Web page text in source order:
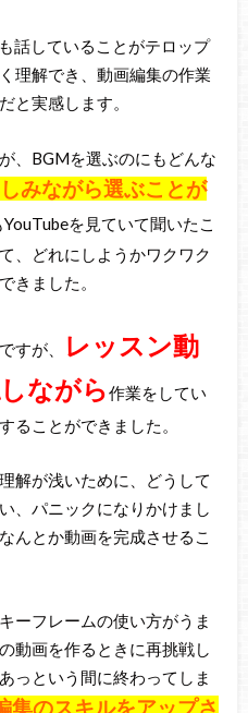
話していることがテロップ
理解でき、動画編集の作業
と実感します。
、BGMを選ぶのにもどんな
みながら選ぶことが
を見ていて聞いたこ
、どれにしようかワクワク
きました。
すが、
レッスン動
ながら作業をしてい
ることができました。
解が浅いために、どうして
、パニックになりかけまし
んとか動画を完成させるこ
ーフレームの使い方がうま
動画を作るときに再挑戦し
っという間に終わってしま
集のスキルをアップさ